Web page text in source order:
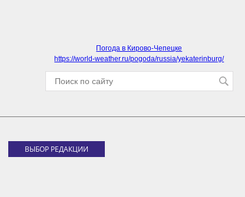
Погода в Кирово-Чепецке
https://world-weather.ru/pogoda/russia/yekaterinburg/
ВЫБОР РЕДАКЦИИ